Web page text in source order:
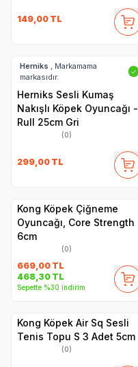
149,00 TL
Herniks , Markamama
markasıdır.
✓
Herniks Sesli Kumaş
Nakışlı Köpek Oyuncağı -
Rull 25cm Gri
(0)
299,00 TL
Kong Köpek Çiğneme
Oyuncağı, Core Strength
6cm
(0)
669,00 TL
468,30 TL
Sepette %30 indirim
Kong Köpek Air Sq Sesli
Tenis Topu S 3 Adet 5cm
(0)